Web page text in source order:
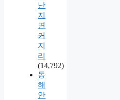
난
지
면
커
지
리
(14,792)
동
해
안